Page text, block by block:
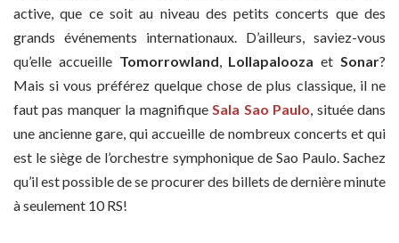
active, que ce soit au niveau des petits concerts que des
grands événements internationaux. D’ailleurs, saviez-vous
qu’elle accueille Tomorrowland, Lollapalooza etSonar?
Mais si vous préférez quelque chose de plus classique, il ne
faut pas manquer la magnifiqueSala Sao Paulo, située dans
une ancienne gare, qui accueille de nombreux concerts et qui
est le siège de l’orchestre symphonique de Sao Paulo. Sachez
qu’il est possible de se procurer des billets de dernière minute
à seulement 10 RS!